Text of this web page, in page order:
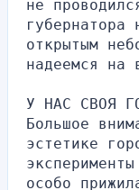
не
губернатора
открытым
надеемся на
У НАС СВОЯ
Большое
эстетике
особо